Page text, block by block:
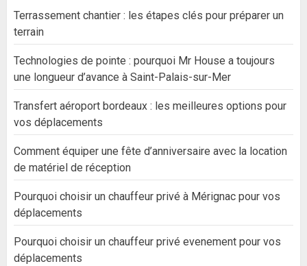
Terrassement chantier : les étapes clés pour préparer un
terrain
Technologies de pointe : pourquoi Mr House a toujours
une longueur d’avance à Saint-Palais-sur-Mer
Transfert aéroport bordeaux : les meilleures options pour
vos déplacements
Comment équiper une fête d’anniversaire avec la location
de matériel de réception
Pourquoi choisir un chauffeur privé à Mérignac pour vos
déplacements
Pourquoi choisir un chauffeur privé evenement pour vos
déplacements